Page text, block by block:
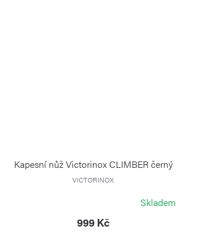
Kapesní nůž Victorinox CLIMBER černý
VICTORINOX
Skladem
999 Kč